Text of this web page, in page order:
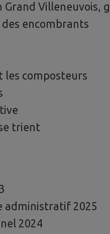
Grand
encombrants
les composteurs
trient
administratif 2025
2024